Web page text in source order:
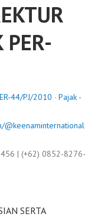
PER-
44/PJ/2010 · Pajak -
@keenaminternational
| (+62) 0852-8276-
SERTA